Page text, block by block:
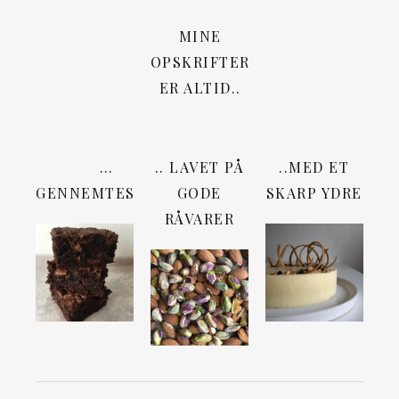
MINE
OPSKRIFTER
ER ALTID..
…
GENNEMTESTEDE
.. LAVET PÅ
GODE
RÅVARER
..MED ET
SKARP YDRE